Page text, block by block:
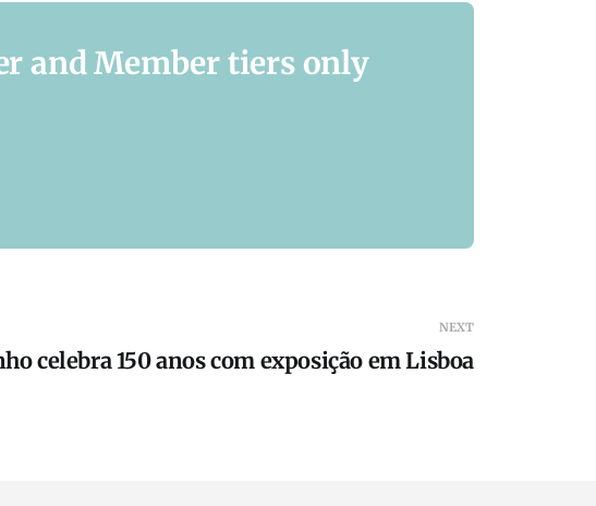
and Member tiers only
NEXT
celebra 150 anos com exposição em Lisboa